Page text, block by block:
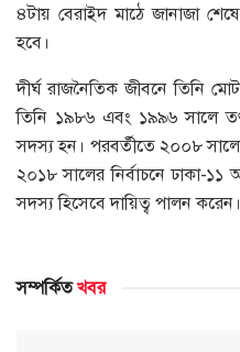
৪টায় বেরাইদ মাঠে জানাজা
হবে।
দীর্ঘ রাজনৈতিক জীবনে তিনি
তিনি ১৯৮৬ এবং ১৯৯৬ সালে
সদস্য হন। পরবর্তীতে ২০০৮
২০১৮ সালের নির্বাচনে ঢাকা-
সদস্য হিসেবে দায়িত্ব পালন করেন।
সম্পর্কিতখবর